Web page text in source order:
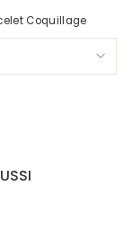
Coquillage